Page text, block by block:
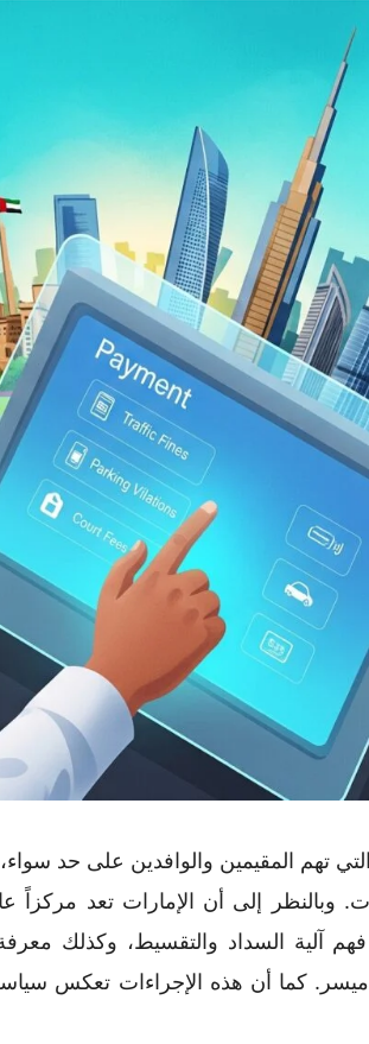
تهم المقيمين والوافدين على حد
إلى أن الإمارات تعد مركزاً
فهم آلية السداد والتقسيط، وكذلك
ميسر. كما أن هذه الإجراءات تعكس